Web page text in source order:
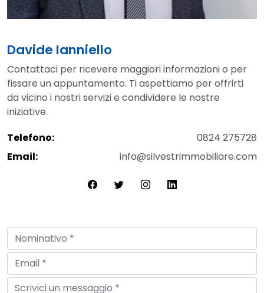
Davide Ianniello
Contattaci per ricevere maggiori informazioni o per
fissare un appuntamento. Ti aspettiamo per offrirti
da vicino i nostri servizi e condividere le nostre
iniziative.
Telefono:
0824 275728
Email:
info@silvestrimmobiliare.com